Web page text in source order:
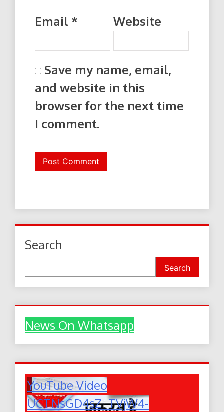
Email * Website
Save my name, email,
and website in this
browser for the next time
I comment.
Search
Search
News On Whatsapp
YouTube Video
UCTNsGD4sZ_TVjW4-